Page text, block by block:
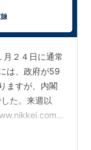
月２４日に通常
は、政府が59
ますが、内閣
た。来週以
われました。